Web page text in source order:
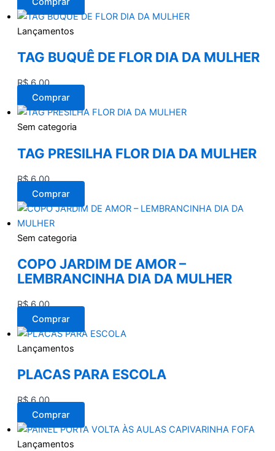
Lançamentos
TAG BUQUÊ DE FLOR DIA DA MULHER
R$6,00
Comprar
Sem categoria
TAG PRESILHA FLOR DIA DA MULHER
R$6,00
Comprar
Sem categoria
COPO JARDIM DE AMOR –
LEMBRANCINHA DIA DA MULHER
R$6,00
Comprar
Lançamentos
PLACAS PARA ESCOLA
R$6,00
Comprar
Lançamentos